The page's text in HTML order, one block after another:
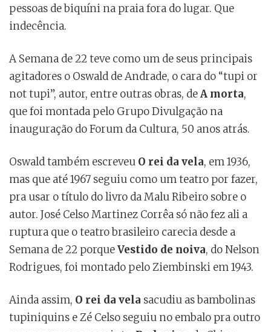
pessoas de biquíni na praia fora do lugar. Que
indecência.
A Semana de 22 teve como um de seus principais
agitadores o Oswald de Andrade, o cara do “tupi or
not tupi”, autor, entre outras obras, deA morta,
que foi montada pelo Grupo Divulgação na
inauguração do Forum da Cultura, 50 anos atrás.
Oswald também escreveu O rei da vela, em 1936,
mas que até 1967 seguiu como um teatro por fazer,
pra usar o título do livro da Malu Ribeiro sobre o
autor. José Celso Martinez Corrêa só não fez ali a
ruptura que o teatro brasileiro carecia desde a
Semana de 22 porqueVestido de noiva, do Nelson
Rodrigues, foi montado pelo Ziembinski em 1943.
Ainda assim, O rei da vela sacudiu as bambolinas
tupiniquins e Zé Celso seguiu no embalo pra outro